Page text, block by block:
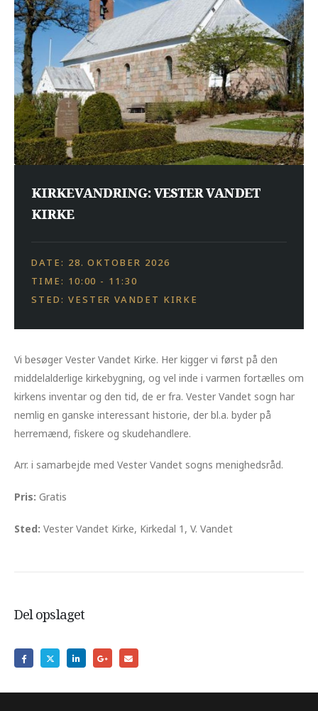
KIRKEVANDRING: VESTER VANDET
KIRKE
DATE: 28. OKTOBER 2026
TIME: 10:00 - 11:30
STED: VESTER VANDET KIRKE
Vi besøger Vester Vandet Kirke. Her kigger vi først på den
middelalderlige kirkebygning, og vel inde i varmen fortælles om
kirkens inventar og den tid, de er fra. Vester Vandet sogn har
nemlig en ganske interessant historie, der bl.a. byder på
herremænd, fiskere og skudehandlere.
Arr. i samarbejde med Vester Vandet sogns menighedsråd.
Pris: Gratis
Sted: Vester Vandet Kirke, Kirkedal 1, V. Vandet
Del opslaget